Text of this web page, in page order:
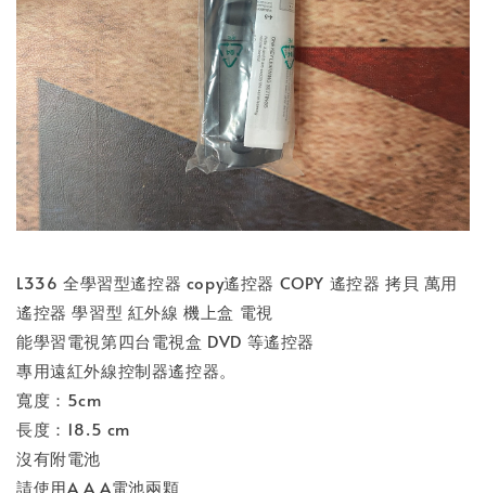
L336 全學習型遙控器 copy遙控器 COPY 遙控器 拷貝 萬用
遙控器 學習型 紅外線 機上盒 電視
能學習電視第四台電視盒 DVD 等遙控器
專用遠紅外線控制器遙控器。
寬度：5cm
長度：18.5 cm
沒有附電池
請使用A A A電池兩顆